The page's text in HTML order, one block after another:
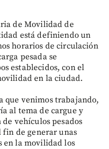
de Movilidad de
está definiendo un
horarios de circulación
pesada se
establecidos, con el
en la ciudad.
que venimos trabajando,
al tema de cargue y
vehículos pesados
de generar unas
en la movilidad los